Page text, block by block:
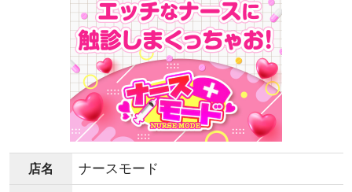
店名 ナースモード